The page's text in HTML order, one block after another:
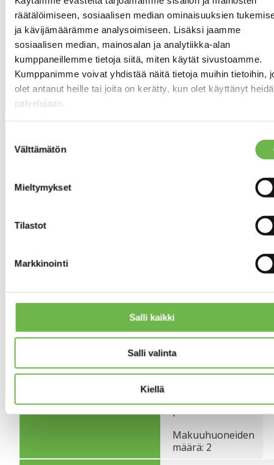
räätälöimiseen, sosiaalisen median ominaisuuksien
ja kävijämäärämme analysoimiseen. Lisäksi jaamme
sosiaalisen median, mainosalan ja analytiikka-alan
kumppaneillemme tietoja siitä, miten käytät sivustoamme.
Kumppanimme voivat yhdistää näitä tietoja muihin tietoihin,
olet antanut heille tai joita on kerätty, kun olet käyttänyt
palvelujaan.
valinta
Välttämätön
Mieltymykset
Tilastot
Markkinointi
Salli kaikki
Salli valinta
Kiellä
RAKENNUS- JA
PINTAMATERIAALIT
Pääasiallinen
rakennusmateriaali:
Betoni
Betonielementti
KEITTIÖN KUVAUS
Varusteet:
astianpesukone,
pintamateriaali:
parketti
MAKUUHUONEIDEN
Seinien
pintamateriaali:
tapetti, maalattu
Makuuhuoneiden
määrä: 2